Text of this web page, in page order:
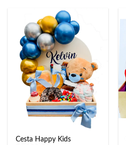
Cesta Happy Kids